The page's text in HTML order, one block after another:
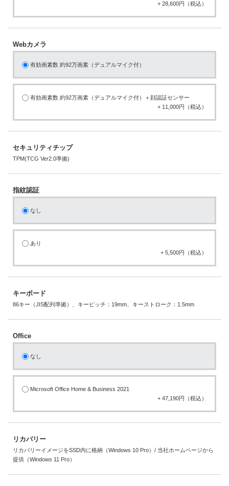
+ 28,600円（税込）
Webカメラ
有効画素数 約92万画素（デュアルマイク付）
有効画素数 約92万画素（デュアルマイク付）＋顔認証センサー
+ 11,000円（税込）
セキュリティチップ
TPM(TCG Ver2.0準拠)
指紋認証
なし
あり
+ 5,500円（税込）
キーボード
86キー（JIS配列準拠）、キーピッチ：19mm、キーストローク：1.5mm
Office
なし
Microsoft Office Home & Business 2021
+ 47,190円（税込）
リカバリー
リカバリーイメージをSSD内に格納（Windows 10 Pro）/ 当社ホームページから
提供（Windows 11 Pro）